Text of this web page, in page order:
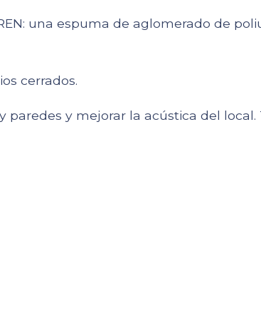
una espuma de aglomerado de
cerrados.
y mejorar la acústica del local.